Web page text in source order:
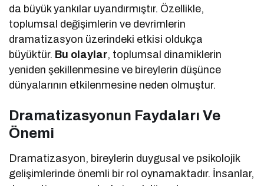
da büyük yankılar uyandırmıştır. Özellikle,
toplumsal değişimlerin ve devrimlerin
dramatizasyon üzerindeki etkisi oldukça
büyüktür. Bu olaylar, toplumsal dinamiklerin
yeniden şekillenmesine ve bireylerin düşünce
dünyalarının etkilenmesine neden olmuştur.
Dramatizasyonun Faydaları Ve
Önemi
Dramatizasyon, bireylerin duygusal ve psikolojik
gelişimlerinde önemli bir rol oynamaktadır. İnsanlar,